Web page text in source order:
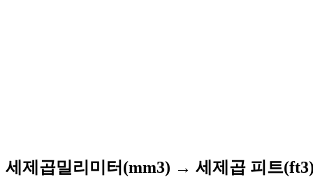
세제곱밀리미터(mm3) → 세제곱 피트